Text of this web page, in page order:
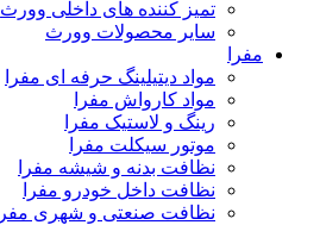
تمیز کننده های داخلی وورث
سایر محصولات وورث
مفرا
مواد دیتیلینگ حرفه ای مفرا
مواد کارواش مفرا
رینگ و لاستیک مفرا
موتور سیکلت مفرا
نظافت بدنه و شیشه مفرا
نظافت داخل خودرو مفرا
نظافت صنعتی و شهری مفرا